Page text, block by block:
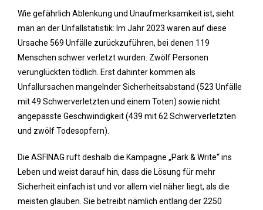
Wie gefährlich Ablenkung und Unaufmerksamkeit ist, sieht
man an der Unfallstatistik: Im Jahr 2023 waren auf diese
Ursache 569 Unfälle zurückzuführen, bei denen 119
Menschen schwer verletzt wurden. Zwölf Personen
verunglückten tödlich. Erst dahinter kommen als
Unfallursachen mangelnder Sicherheitsabstand (523 Unfälle
mit 49 Schwerverletzten und einem Toten) sowie nicht
angepasste Geschwindigkeit (439 mit 62 Schwerverletzten
und zwölf Todesopfern).
Die ASFINAG ruft deshalb die Kampagne „Park & Write“ ins
Leben und weist darauf hin, dass die Lösung für mehr
Sicherheit einfach ist und vor allem viel näher liegt, als die
meisten glauben. Sie betreibt nämlich entlang der 2250